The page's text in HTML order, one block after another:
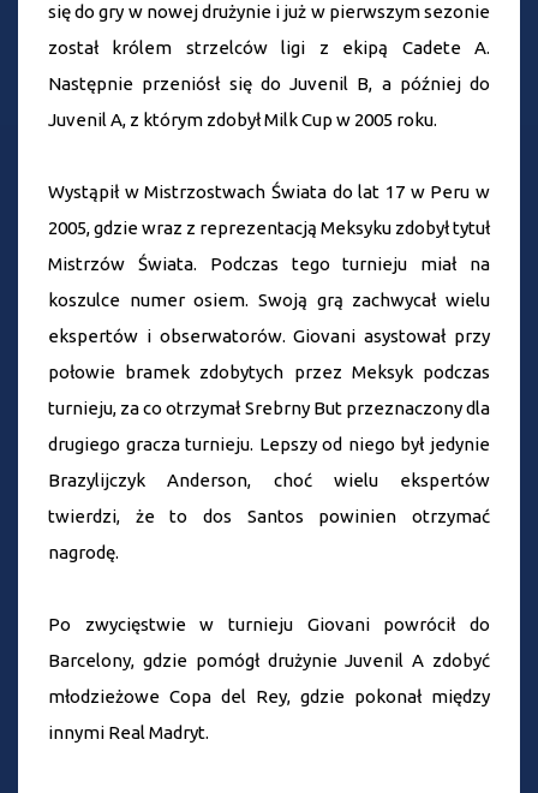
się do gry w nowej drużynie i już w pierwszym sezonie
został królem strzelców ligi z ekipą Cadete A.
Następnie przeniósł się do Juvenil B, a później do
Juvenil A, z którym zdobył Milk Cup w 2005 roku.
Wystąpił w Mistrzostwach Świata do lat 17 w Peru w
2005, gdzie wraz z reprezentacją Meksyku zdobył tytuł
Mistrzów Świata. Podczas tego turnieju miał na
koszulce numer osiem. Swoją grą zachwycał wielu
ekspertów i obserwatorów. Giovani asystował przy
połowie bramek zdobytych przez Meksyk podczas
turnieju, za co otrzymał Srebrny But przeznaczony dla
drugiego gracza turnieju. Lepszy od niego był jedynie
Brazylijczyk Anderson, choć wielu ekspertów
twierdzi, że to dos Santos powinien otrzymać
nagrodę.
Po zwycięstwie w turnieju Giovani powrócił do
Barcelony, gdzie pomógł drużynie Juvenil A zdobyć
młodzieżowe Copa del Rey, gdzie pokonał między
innymi Real Madryt.